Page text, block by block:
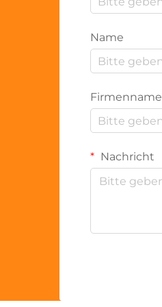
Name
Firmenname
Nachricht